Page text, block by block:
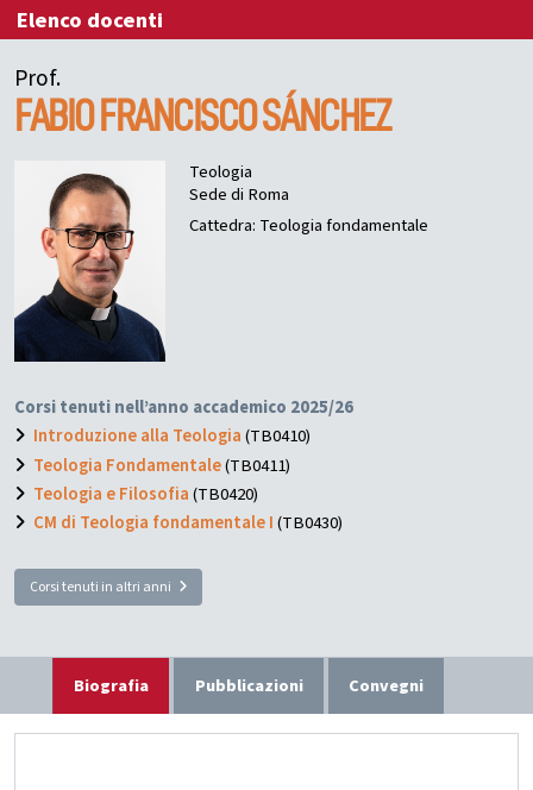
Elenco docenti
Prof.
FABIO FRANCISCOSÁNCHEZ
Teologia
Sede di Roma
Cattedra: Teologia fondamentale
Corsi tenuti nell’anno accademico 2025/26
Introduzione alla Teologia(TB0410)
Teologia Fondamentale(TB0411)
Teologia e Filosofia(TB0420)
CM di Teologia fondamentale I(TB0430)
Corsi tenuti in altri anni
Biografia Pubblicazioni Convegni